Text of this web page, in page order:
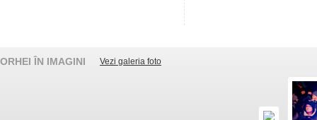
ORHEI ÎN IMAGINI Vezi galeria foto